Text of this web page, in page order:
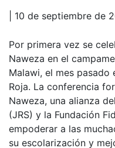
| 10 de septiembre de
Por primera vez se
Naweza en el
Malawi, el mes pasado
Roja. La conferencia
Naweza, una alianza
(JRS) y la Fundación
empoderar a las
su escolarización y